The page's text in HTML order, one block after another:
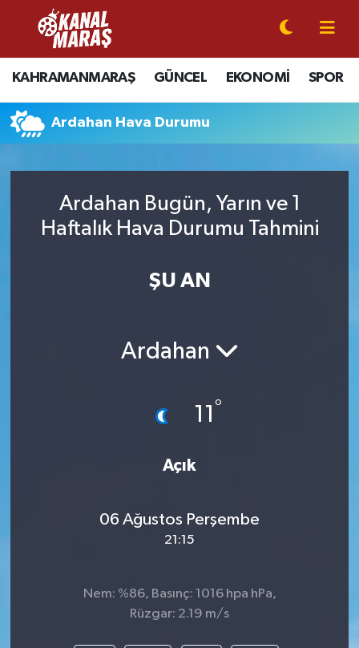
KAHRAMANMARAŞ GÜNCEL EKONOMİ SPOR
Ardahan Hava Durumu
Ardahan Bugün, Yarın ve 1
Haftalık Hava Durumu Tahmini
ŞU AN
Ardahan
11 °
Açık
06 Ağustos Perşembe
21:15
Nem: %86, Basınç: 1016 hpa hPa,
Rüzgar: 2.19 m/s
CANLI YAYIN
KAHRAMANMARAŞ
GÜNCEL
SİYASET
DÜNYA
Kahramanmaraş Nöbetçi Eczaneler
Kahramanmaraş Hava Durumu
Kahramanmaraş Namaz Vakitleri
Süper Lig Puan Durumu ve Fikstür